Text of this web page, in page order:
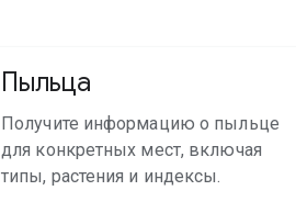
Пыльца
Получите информацию о пыльце
для конкретных мест, включая
типы, растения и индексы.